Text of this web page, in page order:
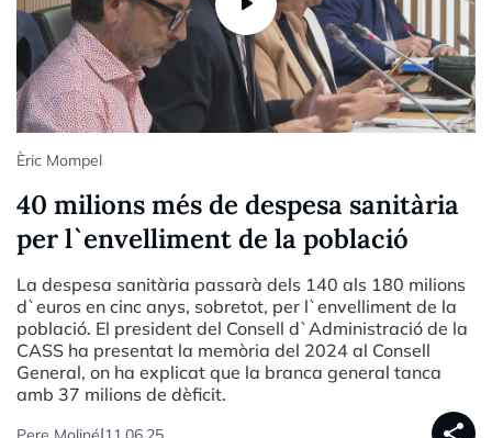
Èric Mompel
40 milions més de despesa sanitària
per l`envelliment de la població
La despesa sanitària passarà dels 140 als 180 milions
d`euros en cinc anys, sobretot, per l`envelliment de la
població. El president del Consell d`Administració de la
CASS ha presentat la memòria del 2024 al Consell
General, on ha explicat que la branca general tanca
amb 37 milions de dèficit.